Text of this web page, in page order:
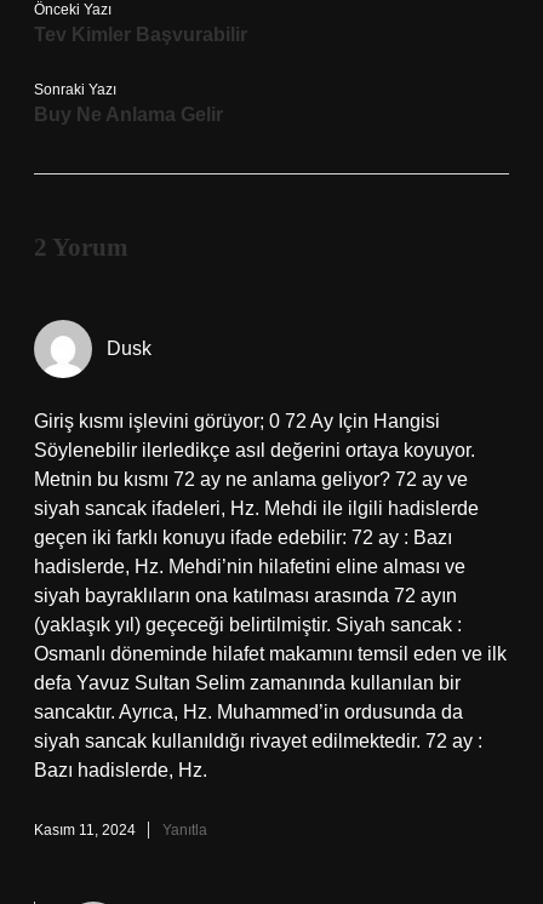
Önceki Yazı
Tev Kimler Başvurabilir
Sonraki Yazı
Buy Ne Anlama Gelir
2 Yorum
Dusk
Giriş kısmı işlevini görüyor; 0 72 Ay Için Hangisi
Söylenebilir ilerledikçe asıl değerini ortaya koyuyor.
Metnin bu kısmı 72 ay ne anlama geliyor? 72 ay ve
siyah sancak ifadeleri, Hz. Mehdi ile ilgili hadislerde
geçen iki farklı konuyu ifade edebilir: 72 ay : Bazı
hadislerde, Hz. Mehdi’nin hilafetini eline alması ve
siyah bayraklıların ona katılması arasında 72 ayın
(yaklaşık yıl) geçeceği belirtilmiştir. Siyah sancak :
Osmanlı döneminde hilafet makamını temsil eden ve ilk
defa Yavuz Sultan Selim zamanında kullanılan bir
sancaktır. Ayrıca, Hz. Muhammed’in ordusunda da
siyah sancak kullanıldığı rivayet edilmektedir. 72 ay :
Bazı hadislerde, Hz.
Kasım 11, 2024 Yanıtla